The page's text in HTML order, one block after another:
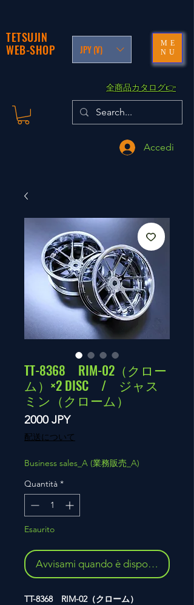
TETSUJIN
WEB-SHOP
JPY (¥)
ME
NU
​全商品カタログ👉
Accedi
TT-8368 RIM-02（クロー
ム）×2 DISC / ジャス
ミン（クローム）
2000 JPYPrezzo
配送について
Business sales_A (業務販売_A)
Quantità *
Esaurito
Avvisami quando è disponibile
TT-8368 RIM-02（クローム）